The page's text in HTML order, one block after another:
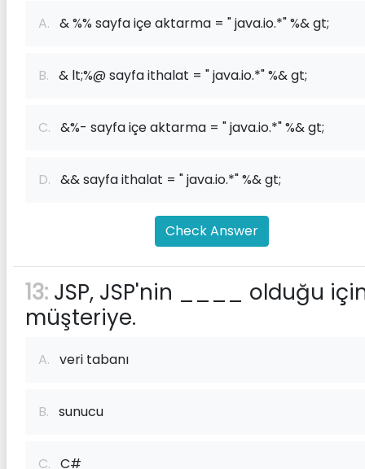
A. & %% sayfa içe aktarma = " java.io.*" %& gt;
B. & lt;%@ sayfa ithalat = " java.io.*" %& gt;
C. &%- sayfa içe aktarma = " java.io.*" %& gt;
D. && sayfa ithalat = " java.io.*" %& gt;
Check Answer
13: JSP, JSP'nin ____ olduğu
müşteriye.
A. veri tabanı
B. sunucu
C. C#